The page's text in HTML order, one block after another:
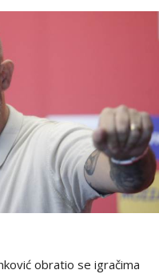
obratio se igračima